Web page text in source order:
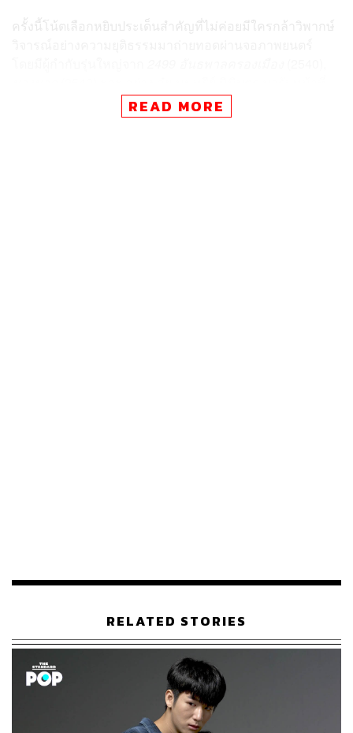
ครั้งนี้โน้ตเลือกหยิบประเด็นสำคัญที่ไม่ค่อยมีใครกล้าวิพากษ์
READ MORE
RELATED STORIES